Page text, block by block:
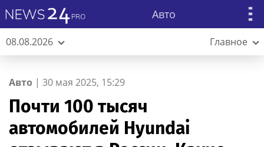
Авто
08.08.2026 Главное
Авто | 30 мая 2025, 15:29
Почти 100 тысяч
автомобилей Hyundai